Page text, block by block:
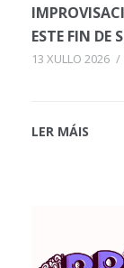
ESTE FIN DE
13 XULLO 2026 /
LER MÁIS